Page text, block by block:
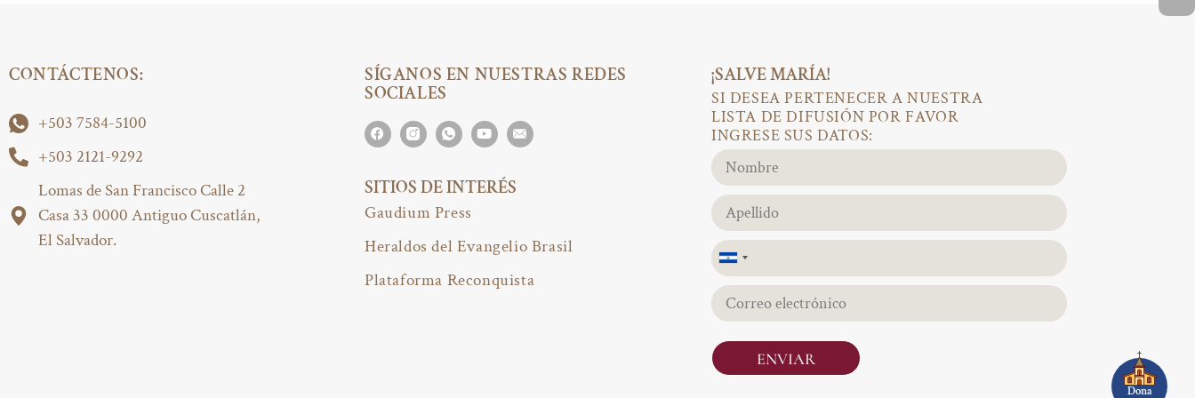
CONTÁCTENOS:
+503 7584-5100
+503 2121-9292
Lomas de San Francisco Calle 2
Casa 33 0000 Antiguo Cuscatlán,
El Salvador.
SÍGANOS EN NUESTRAS REDES
SOCIALES
SITIOS DE INTERÉS
Gaudium Press
Heraldos del Evangelio Brasil
Plataforma Reconquista
¡SALVE MARÍA!
SI DESEA PERTENECER A NUESTRA
LISTA DE DIFUSIÓN POR FAVOR
INGRESE SUS DATOS:
El
Salvador
+503
ENVIAR
Dona